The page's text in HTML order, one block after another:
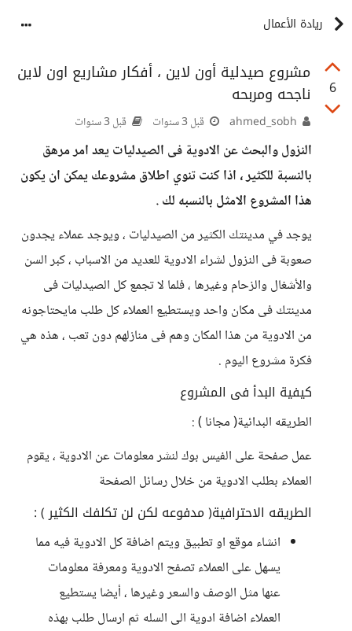
ريادة الأعمال
6
مشروع صيدلية أون لاين ، أفكار مشاريع اون لاين
ناجحه ومربحه
قبل 3 سنوات قبل 3 سنوات
النزول والبحث عن الادوية فى الصيدليات يعد امر مرهق
بالنسبة للكثير ، اذا كنت تنوي اطلاق مشروعك يمكن ان يكون
هذا المشروع الامثل بالنسبه لك .
يوجد في مدينتك الكثير من الصيدليات ، ويوجد عملاء يجدون
صعوبة فى النزول لشراء الادوية للعديد من الاسباب ، كبر السن
والأشغال والزحام وغيرها ، فلما لا تجمع كل الصيدليات فى
مدينتك فى مكان واحد ويستطيع العملاء كل طلب مايحتاجونه
من الادوية من هذا المكان وهم فى منازلهم دون تعب ، هذه هي
فكرة مشروع اليوم .
كيفية البدأ فى المشروع
الطريقه البدائية( مجانا ) :
عمل صفحة على الفيس بوك لنشر معلومات عن الادوية ، يقوم
العملاء بطلب الادوية من خلال رسائل الصفحة
الطريقه الاحترافية( مدفوعه لكن لن تكلفك الكثير ) :
انشاء موقع او تطبيق ويتم اضافة كل الادوية فيه مما
يسهل على العملاء تصفح الادوية ومعرفة معلومات
عنها مثل الوصف والسعر وغيرها ، أيضا يستطيع
العملاء اضافة ادوية الى السله ثم ارسال طلب بهذه